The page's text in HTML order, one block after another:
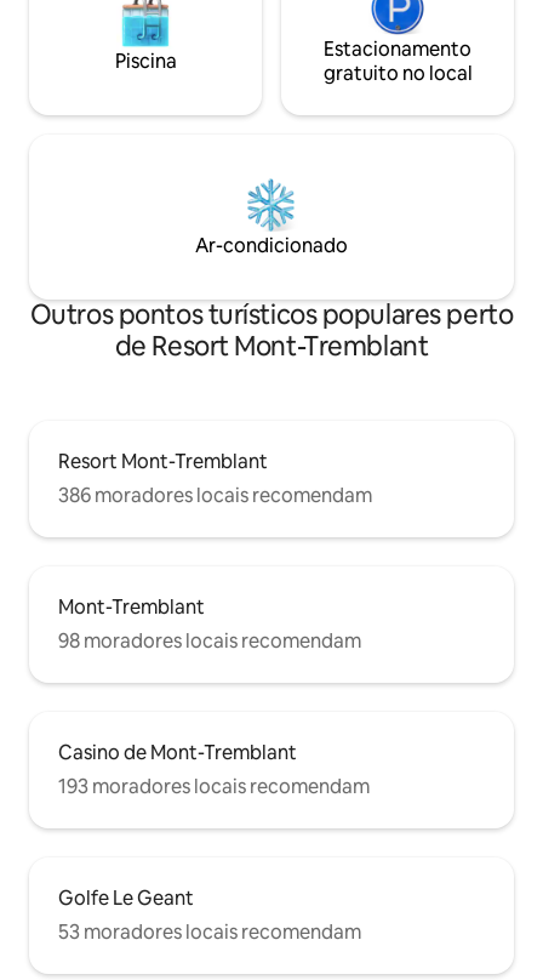
Piscina
Estacionamento
gratuito no local
Ar-condicionado
Outros pontos turísticos populares perto
de Resort Mont-Tremblant
Resort Mont-Tremblant
386 moradores locais recomendam
Mont-Tremblant
98 moradores locais recomendam
Casino de Mont-Tremblant
193 moradores locais recomendam
Golfe Le Geant
53 moradores locais recomendam